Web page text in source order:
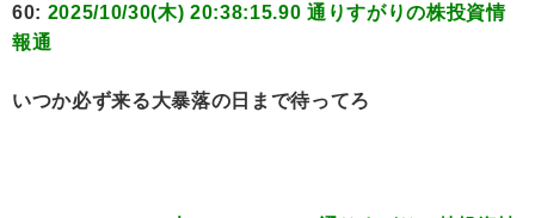
60: 2025/10/30(木) 20:38:15.90 通りすがりの株投資情
報通
いつか必ず来る大暴落の日まで待ってろ